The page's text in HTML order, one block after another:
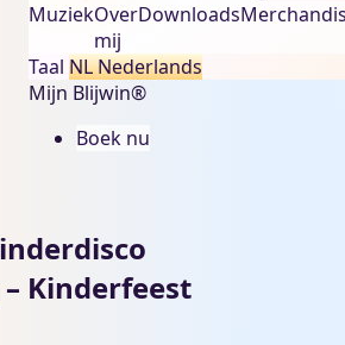
MuziekOver
mij
Downloads
Taal NLNederlands
Mijn Blijwin®
Boek nu
Kinderfeest